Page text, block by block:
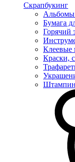
Скрапбукинг
Альбомы
Бумага
Горячий
Клеевые
Краски,